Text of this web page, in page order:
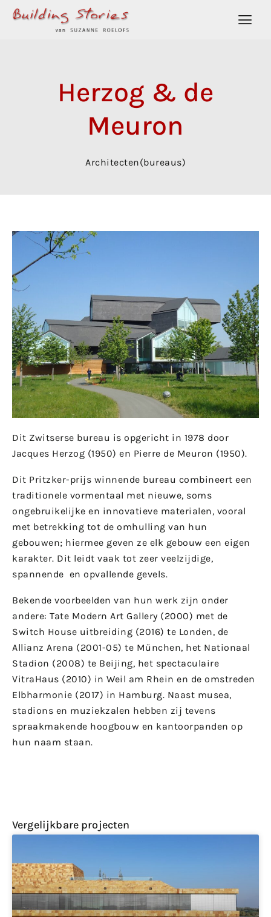
Herzog & de
Meuron
Architecten(bureaus)
Dit Zwitserse bureau is opgericht in 1978 door
Jacques Herzog (1950) en Pierre de Meuron (1950).
Dit Pritzker-prijs winnende bureau combineert een
traditionele vormentaal met nieuwe, soms
ongebruikelijke en innovatieve materialen, vooral
met betrekking tot de omhulling van hun
gebouwen; hiermee geven ze elk gebouw een eigen
karakter. Dit leidt vaak tot zeer veelzijdige,
spannende en opvallende gevels.
Bekende voorbeelden van hun werk zijn onder
andere: Tate Modern Art Gallery (2000) met de
Switch House uitbreiding (2016) te Londen, de
Allianz Arena (2001-05) te München, het Nationaal
Stadion (2008) te Beijing, het spectaculaire
VitraHaus (2010) in Weil am Rhein en de omstreden
Elbharmonie (2017) in Hamburg. Naast musea,
stadions en muziekzalen hebben zij tevens
spraakmakende hoogbouw en kantoorpanden op
hun naam staan.
Vergelijkbare projecten